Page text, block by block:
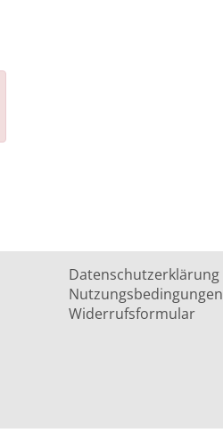
Datenschutzerklärung
Nutzungsbedingungen
Widerrufsformular